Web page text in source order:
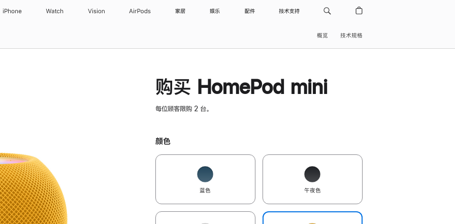
iPhone Watch Vision AirPods 家居 娱乐 配件 技术支持
概览 技术规格
购买 HomePod mini
每位顾客限购 2 台。
颜色
蓝色 午夜色